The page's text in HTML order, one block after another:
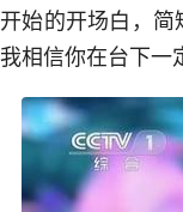
开始的开场白，简
我相信你在台下一